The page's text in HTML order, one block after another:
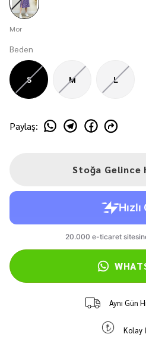
Mor
Beden
S M L
Paylaş:
Stoğa Gelince
Aynı Gün
Kolay